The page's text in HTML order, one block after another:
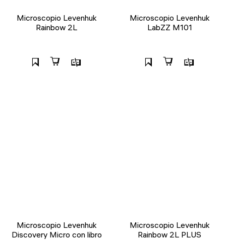
Microscopio Levenhuk
Rainbow 2L
Microscopio Levenhuk
LabZZ M101
Microscopio Levenhuk
Discovery Micro con libro
Microscopio Levenhuk
Rainbow 2L PLUS